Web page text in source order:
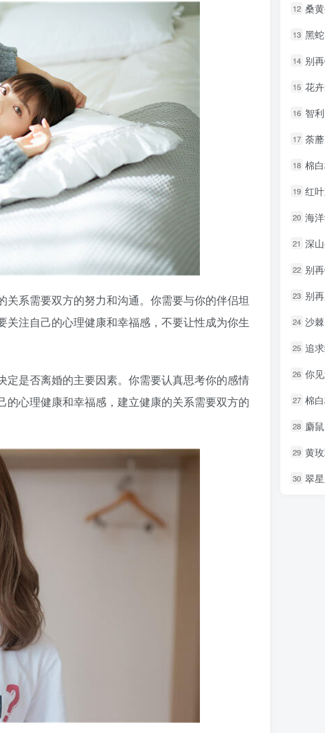
系需要双方的努力和沟通。你需要与你的伴侣坦
注自己的心理健康和幸福感，不要让性成为你生
是否离婚的主要因素。你需要认真思考你的感情
心理健康和幸福感，建立健康的关系需要双方的
12 桑
13 黑
14 别
15 花
16 智
17 荼
18 棉
19 红
20 海
21 深山
22 别再
23 别再
24 沙
25 追
26 你见
27 棉
28 麝鼠
29 黄
30 翠
12 桑
13 黑
14 别
15 花
16 智
17 荼
18 棉
19 红
20 海
21 深山
22 别再
23 别再
24 沙
25 追
26 你见
27 棉
28 麝鼠
29 黄
30 翠